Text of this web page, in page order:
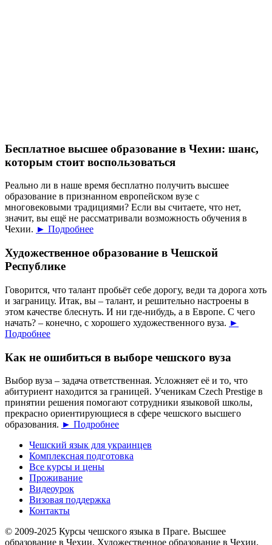
Бесплатное высшее образование в Чехии: шанс,
которым стоит воспользоваться
Реально ли в наше время бесплатно получить высшее
образование в признанном европейском вузе с
многовековыми традициями? Если вы считаете, что нет,
значит, вы ещё не рассматривали возможность обучения в
Чехии. ► Подробнее
Художественное образование в Чешской
Республике
Говорится, что талант пробьёт себе дорогу, веди та дорога хоть
и заграницу. Итак, вы – талант, и решительно настроены в
этом качестве блеснуть. И ни где-нибудь, а в Европе. С чего
начать? – конечно, с хорошего художественного вуза. ►
Подробнее
Как не ошибиться в выборе чешского вуза
Выбор вуза – задача ответственная. Усложняет её и то, что
абитуриент находится за границей. Ученикам Czech Prestige в
принятии решения помогают сотрудники языковой школы,
прекрасно ориентирующиеся в сфере чешского высшего
образования. ► Подробнее
Чешский язык для украинцев
Комплексная подготовка
Все курсы и цены
Проживание
Видеоурок
Визовая поддержка
Контакты
© 2009-2025 Курсы чешского языка в Праге. Высшее
образование в Чехии. Художественное образование в Чехии.